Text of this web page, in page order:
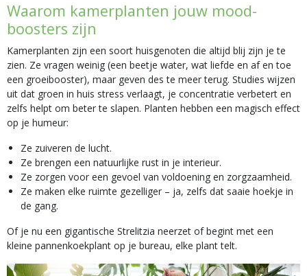
Waarom kamerplanten jouw mood-
boosters zijn
Kamerplanten zijn een soort huisgenoten die altijd blij zijn je te
zien. Ze vragen weinig (een beetje water, wat liefde en af en toe
een groeibooster), maar geven des te meer terug. Studies wijzen
uit dat groen in huis stress verlaagt, je concentratie verbetert en
zelfs helpt om beter te slapen. Planten hebben een magisch effect
op je humeur:
Ze zuiveren de lucht.
Ze brengen een natuurlijke rust in je interieur.
Ze zorgen voor een gevoel van voldoening en zorgzaamheid.
Ze maken elke ruimte gezelliger – ja, zelfs dat saaie hoekje in
de gang.
Of je nu een gigantische Strelitzia neerzet of begint met een
kleine pannenkoekplant op je bureau, elke plant telt.